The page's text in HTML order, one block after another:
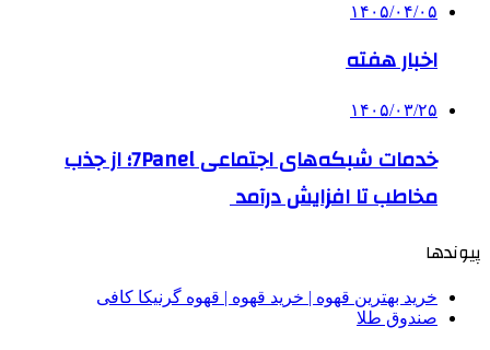
۱۴۰۵/۰۴/۰۵
اخبار هفته
۱۴۰۵/۰۳/۲۵
خدمات شبکه‌های اجتماعی 7Panel؛ از جذب
مخاطب تا افزایش درآمد
پیوندها
خرید بهترین قهوه | خرید قهوه | قهوه گرنیکا کافی
صندوق طلا